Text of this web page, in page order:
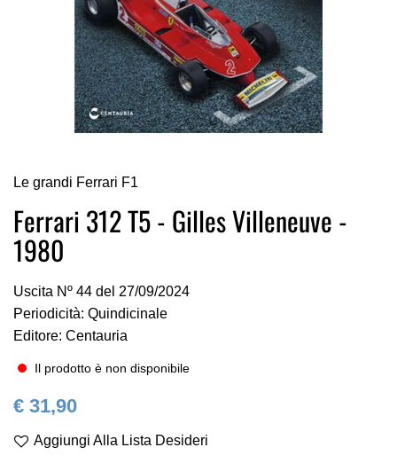
all'inizio
della
galleria
di
immagini
Le grandi Ferrari F1
Ferrari 312 T5 - Gilles Villeneuve -
1980
Uscita Nº 44 del 27/09/2024
Periodicità: Quindicinale
Editore: Centauria
Il prodotto è non disponibile
€ 31,90
Aggiungi Alla Lista Desideri